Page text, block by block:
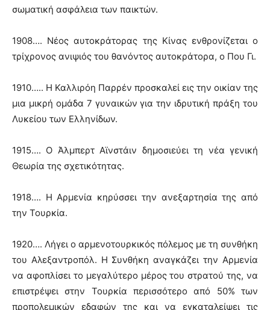
σωματική ασφάλεια των παικτών.
1908…. Νέος αυτοκράτορας της Κίνας ενθρονίζεται ο
τρίχρονος ανιψιός του θανόντος αυτοκράτορα, ο Που Γι.
1910….. Η Καλλιρόη Παρρέν προσκαλεί εις την οικίαν της
μια μικρή ομάδα 7 γυναικών για την ιδρυτική πράξη του
Λυκείου των Ελληνίδων.
1915…. Ο Άλμπερτ Αϊνστάιν δημοσιεύει τη νέα γενική
Θεωρία της σχετικότητας.
1918…. Η Αρμενία κηρύσσει την ανεξαρτησία της από
την Τουρκία.
1920…. Λήγει ο αρμενοτουρκικός πόλεμος με τη συνθήκη
του Αλεξαντροπόλ. Η Συνθήκη αναγκάζει την Αρμενία
να αφοπλίσει το μεγαλύτερο μέρος του στρατού της, να
επιστρέψει στην Τουρκία περισσότερο από 50% των
προπολεμικών εδαφών της και να εγκαταλείψει τις